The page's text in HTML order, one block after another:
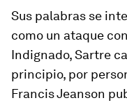
Sus palabras se
como un ataque
Indignado, Sartre
principio, por
Francis Jeanson